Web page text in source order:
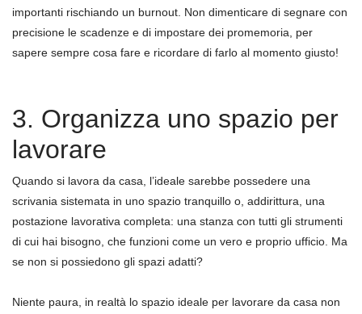
importanti rischiando un burnout. Non dimenticare di segnare con
precisione le scadenze e di impostare dei promemoria, per
sapere sempre cosa fare e ricordare di farlo al momento giusto!
3. Organizza uno spazio per
lavorare
Quando si lavora da casa, l’ideale sarebbe possedere una
scrivania sistemata in uno spazio tranquillo o, addirittura, una
postazione lavorativa completa: una stanza con tutti gli strumenti
di cui hai bisogno, che funzioni come un vero e proprio ufficio. Ma
se non si possiedono gli spazi adatti?
Niente paura, in realtà lo spazio ideale per lavorare da casa non